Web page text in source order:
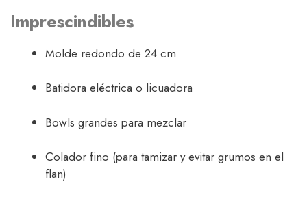
Imprescindibles
Molde redondo de 24 cm
Batidora eléctrica o licuadora
Bowls grandes para mezclar
Colador fino (para tamizar y evitar grumos en el
flan)